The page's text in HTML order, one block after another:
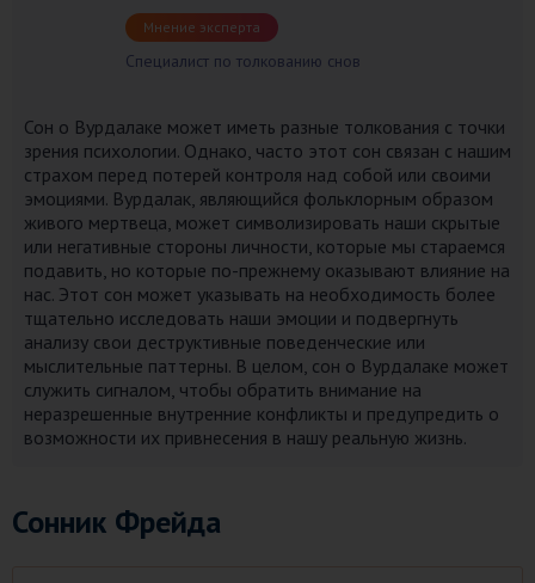
Мнение эксперта
Специалист по толкованию снов
Сон о Вурдалаке может иметь разные толкования с точки
зрения психологии. Однако, часто этот сон связан с нашим
страхом перед потерей контроля над собой или своими
эмоциями. Вурдалак, являющийся фольклорным образом
живого мертвеца, может символизировать наши скрытые
или негативные стороны личности, которые мы стараемся
подавить, но которые по-прежнему оказывают влияние на
нас. Этот сон может указывать на необходимость более
тщательно исследовать наши эмоции и подвергнуть
анализу свои деструктивные поведенческие или
мыслительные паттерны. В целом, сон о Вурдалаке может
служить сигналом, чтобы обратить внимание на
неразрешенные внутренние конфликты и предупредить о
возможности их привнесения в нашу реальную жизнь.
Сонник Фрейда